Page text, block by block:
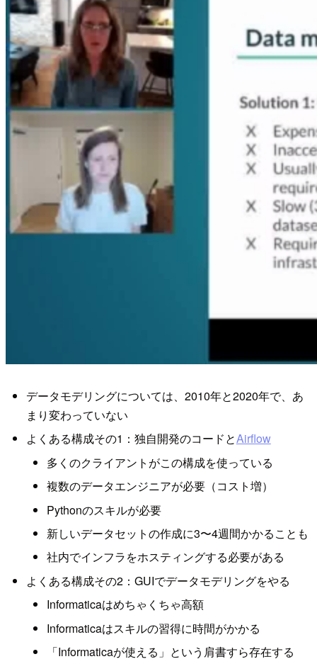
データモデリングについては、2010年と2020年で、あ
まり変わっていない
よくある構成その1：独自開発のコードとAirflow
多くのクライアントがこの構成を使っている
複数のデータエンジニアが必要（コスト増）
Pythonのスキルが必要
新しいデータセットの作成に3〜4週間かかることも
社内でインフラをホスティングする必要がある
よくある構成その2：GUIでデータモデリングをやる
Informaticaはめちゃくちゃ高額
Informaticaはスキルの習得に時間がかかる
「Informaticaが使える」という肩書すら存在する